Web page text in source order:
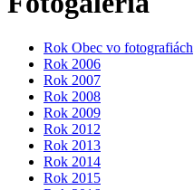
Rok Obec vo fotografiách
Rok 2006
Rok 2007
Rok 2008
Rok 2009
Rok 2012
Rok 2013
Rok 2014
Rok 2015